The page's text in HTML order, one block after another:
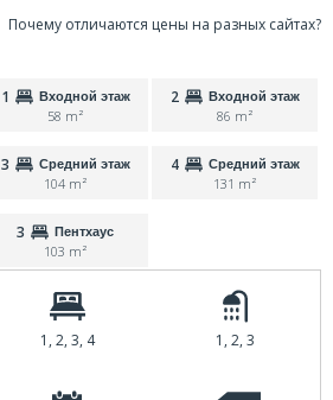
Почему отличаются цены на разных сайтах?
1 Входной этаж
58 m²
2 Входной этаж
86 m²
3 Средний этаж
104 m²
4 Средний этаж
131 m²
3 Пентхаус
103 m²
1, 2, 3, 4 1, 2, 3